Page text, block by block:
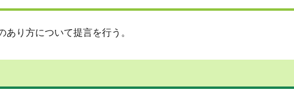
り方について提言を行う。